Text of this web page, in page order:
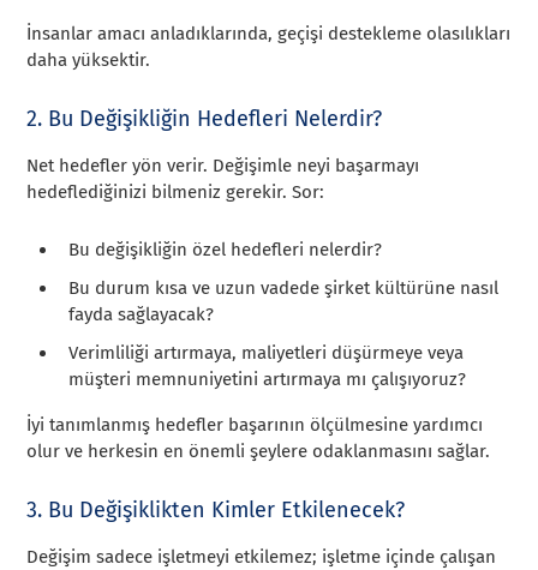
İnsanlar amacı anladıklarında, geçişi destekleme olasılıkları
daha yüksektir.
2. Bu Değişikliğin Hedefleri Nelerdir?
Net hedefler yön verir. Değişimle neyi başarmayı
hedeflediğinizi bilmeniz gerekir. Sor:
Bu değişikliğin özel hedefleri nelerdir?
Bu durum kısa ve uzun vadede şirket kültürüne nasıl
fayda sağlayacak?
Verimliliği artırmaya, maliyetleri düşürmeye veya
müşteri memnuniyetini artırmaya mı çalışıyoruz?
İyi tanımlanmış hedefler başarının ölçülmesine yardımcı
olur ve herkesin en önemli şeylere odaklanmasını sağlar.
3. Bu Değişiklikten Kimler Etkilenecek?
Değişim sadece işletmeyi etkilemez; işletme içinde çalışan